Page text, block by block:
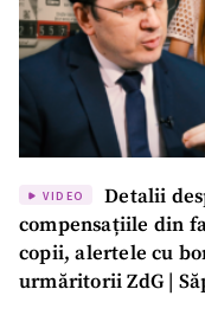
VIDEO
Detalii
compensațiile din
copii, alertele cu
urmăritorii ZdG |